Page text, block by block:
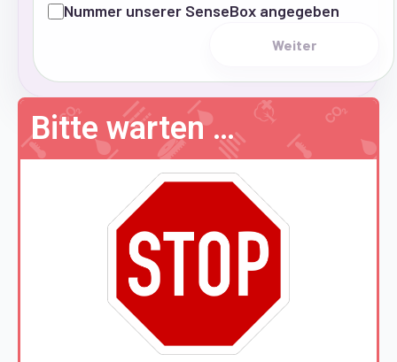
Nummer unserer SenseBox angegeben
Weiter
Bitte warten …